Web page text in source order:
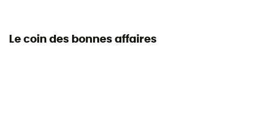
Le coin des bonnes affaires